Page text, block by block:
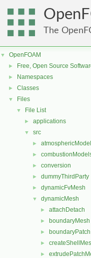
The
▼ OpenFOAM
► Free, Open Source
► Namespaces
► Classes
▼ Files
▼ File List
► applications
▼ src
►
►
► conversion
► dummyThirdParty
► dynamicFvMesh
▼ dynamicMesh
► attachDetach
► boundaryMesh
► boundaryPatch
►
►